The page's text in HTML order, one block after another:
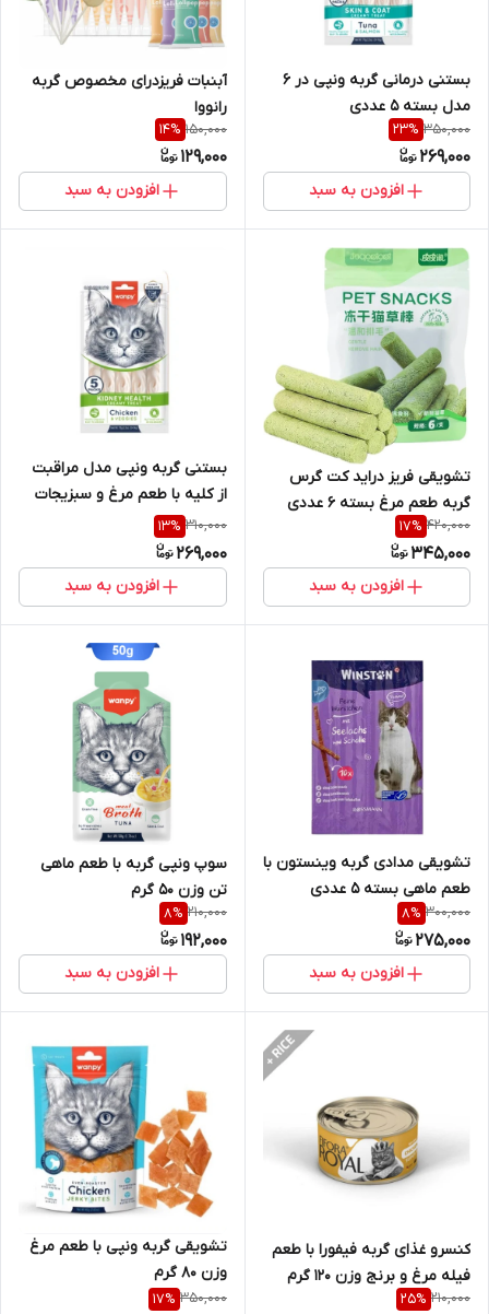
بستنی درمانی گربه ونپی در 6
مدل بسته 5 عددی
350,000
23%
269,000
افزودن به سبد
آبنبات فریزدرای مخصوص گربه
رانووا
150,000
14%
129,000
افزودن به سبد
تشویقی فریز دراید کت گرس
گربه طعم مرغ بسته 6 عددی
420,000
17%
345,000
افزودن به سبد
بستنی گربه ونپی مدل مراقبت
از کلیه با طعم مرغ و سبزیجات
بسته 5 عددی
310,000
13%
269,000
افزودن به سبد
تشویقی مدادی گربه وینستون با
طعم ماهی بسته 5 عددی
300,000
8%
275,000
افزودن به سبد
سوپ ونپی گربه با طعم ماهی
تن وزن 50 گرم
210,000
8%
192,000
افزودن به سبد
کنسرو غذای گربه فیفورا با طعم
فیله مرغ و برنج وزن 120 گرم
210,000
25%
تشویقی گربه ونپی با طعم مرغ
وزن 80 گرم
350,000
17%